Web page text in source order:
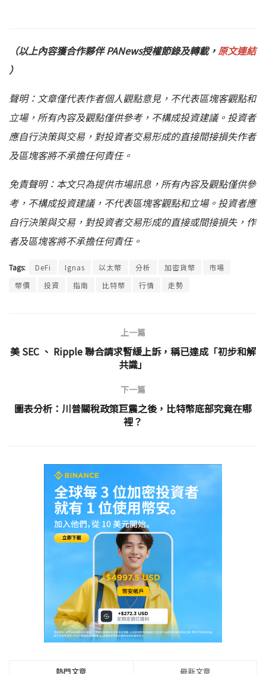
（以上內容獲合作夥伴 PANews授權節錄及轉載，原文連結
）
聲明：文章僅代表作者個人觀點意見，不代表區塊客觀點和
立場，所有內容及觀點僅供參考，不構成投資建議。投資者
應自行決策與交易，對投資者交易形成的直接間接損失作者
及區塊客將不承擔任何責任。
免責聲明：本文只為提供市場訊息，所有內容及觀點僅供參
考，不構成投資建議，不代表區塊客觀點和立場。投資者應
自行決策與交易，對投資者交易形成的直接或間接損失，作
者及區塊客將不承擔任何責任。
Tags: DeFi Ignas 以太幣 分析 加密貨幣
市場
幣價
投資 指南 比特幣 行情 走勢
上一篇
美 SEC 、 Ripple 聯合請求暫緩上訴，稱已達成「初步和解
共識」
下一篇
圖表分析：川普關稅政策巨震之後，比特幣底部究竟在哪
裡？
熱門文章 最新文章